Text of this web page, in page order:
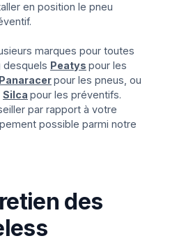
en position le pneu
marques pour toutes
desquels Peatys pour les
Panaracerpour les pneus, ou
Silca pour les préventifs.
par rapport à votre
possible parmi notre
des